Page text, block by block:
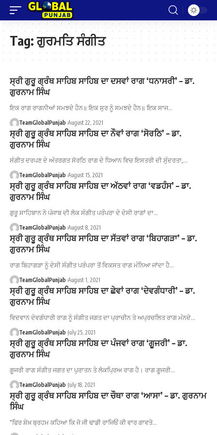
Tag:ਗੁਰਮਤਿ ਸੰਗੀਤ
ਸ੍ਰੀ ਗੁਰੂ ਗ੍ਰੰਥ ਸਾਹਿਬ ਸਾਹਿਬ ਦਾ ਦਸਵਾਂ ਰਾਗ ‘ਧਨਾਸਰੀ’ – ਡਾ.
ਗੁਰਨਾਮ ਸਿੰਘ
ਇਕ ਰਾਗ ਰਾਗਨੀਆਂ ਸਮਝਦੇ ਹੈਨ॥ ਇਕ ਸੁਰ ਨੂੰ ਸਮਝਦੇ ਹੈਨ॥ ਇਕ ਸਾਜ…
TeamGlobalPunjab August 22, 2021
ਸ੍ਰੀ ਗੁਰੂ ਗ੍ਰੰਥ ਸਾਹਿਬ ਸਾਹਿਬ ਦਾ ਨੌਵਾਂ ਰਾਗ ‘ਸੋਰਠਿ’ – ਡਾ.
ਗੁਰਨਾਮ ਸਿੰਘ
ਸੰਗੀਤ ਦਰਪਣ ਦੇ ਅੰਤਰਗਤ ਸੋਰਠਿ ਰਾਗ ਦੇ ਧਿਆਨ ਵਿਚ ਇਸਤਰੀ ਦੀ ਸੁੰਦਰਤਾ,…
TeamGlobalPunjab August 15, 2021
ਸ੍ਰੀ ਗੁਰੂ ਗ੍ਰੰਥ ਸਾਹਿਬ ਸਾਹਿਬ ਦਾ ਅੱਠਵਾਂ ਰਾਗ ‘ਵਡਹੰਸ’ – ਡਾ.
ਗੁਰਨਾਮ ਸਿੰਘ
ਗੁਰੂ ਸਾਹਿਬਾਨ ਨੇ ਪੰਜਾਬ ਦੀ ਲੋਕ ਸੰਗੀਤ ਪਰੰਪਰਾ ਦੇ ਦੇਸੀ ਰਾਗਾਂ ਦਾ…
TeamGlobalPunjab August 8, 2021
ਸ੍ਰੀ ਗੁਰੂ ਗ੍ਰੰਥ ਸਾਹਿਬ ਸਾਹਿਬ ਦਾ ਸੱਤਵਾਂ ਰਾਗ ‘ਬਿਹਾਗੜਾ’ – ਡਾ.
ਗੁਰਨਾਮ ਸਿੰਘ
ਰਾਗ ਬਿਹਾਗੜਾ ਨੂੰ ਦੇਸੀ ਸੰਗੀਤ ਪਰੰਪਰਾ ਤੋਂ ਵਿਕਸਤ ਰਾਗ ਮੰਨਿਆ ਜਾਂਦਾ ਹੈ…
TeamGlobalPunjab August 1, 2021
ਸ੍ਰੀ ਗੁਰੂ ਗ੍ਰੰਥ ਸਾਹਿਬ ਸਾਹਿਬ ਦਾ ਛੇਵਾਂ ਰਾਗ ‘ਦੇਵਗੰਧਾਰੀ’ – ਡਾ.
ਗੁਰਨਾਮ ਸਿੰਘ
ਵਿਦਵਾਨ ਦੇਵਗੰਧਾਰੀ ਰਾਗ ਨੂੰ ਸੰਗੀਤ ਜਗਤ ਦਾ ਪ੍ਰਾਚੀਨ ਤੇ ਅਪ੍ਰਚਲਿਤ ਰਾਗ ਮੰਨਦੇ…
TeamGlobalPunjab July 25, 2021
ਸ੍ਰੀ ਗੁਰੂ ਗ੍ਰੰਥ ਸਾਹਿਬ ਸਾਹਿਬ ਦਾ ਪੰਜਵਾਂ ਰਾਗ ‘ਗੂਜਰੀ’ – ਡਾ.
ਗੁਰਨਾਮ ਸਿੰਘ
ਗੂਜਰੀ ਰਾਗ ਸੰਗੀਤ ਜਗਤ ਦਾ ਪੁਰਾਤਨ ਤੇ ਲੋਕਪ੍ਰਿਅ ਰਾਗ ਹੈ। ਰਾਗ ਗੂਜਰੀ…
TeamGlobalPunjab July 18, 2021
ਸ੍ਰੀ ਗੁਰੂ ਗ੍ਰੰਥ ਸਾਹਿਬ ਸਾਹਿਬ ਦਾ ਚੌਥਾ ਰਾਗ ‘ਆਸਾ’ – ਡਾ. ਗੁਰਨਾਮ
ਸਿੰਘ
"ਫਿਰ ਸ਼ੇਖ਼ ਬ੍ਰਹਮ ਕਹਿਆ ਕਿ ਜੋ ਜੀ ਢਾਡੀ ਰਾਜਿਓਂ ਕੀ ਵਾਰ ਗਾਵਤੇ…